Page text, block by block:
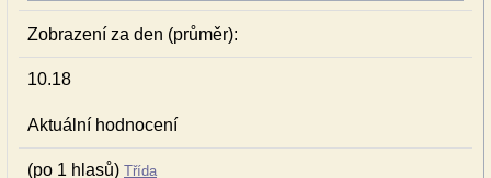
Zobrazení za den (průměr):
10.18
Aktuální hodnocení
(po 1 hlasů) Třída